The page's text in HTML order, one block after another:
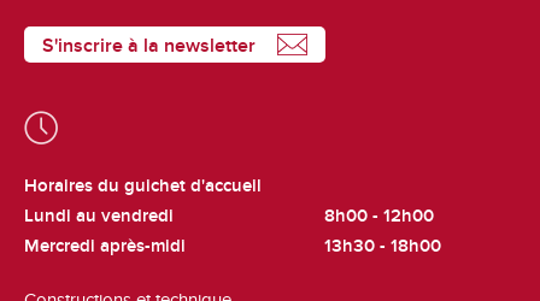
S'inscrire à la newsletter
Horaires du guichet d'accueil
Lundi au vendredi
8h00 - 12h00
Mercredi après-midi
13h30 - 18h00